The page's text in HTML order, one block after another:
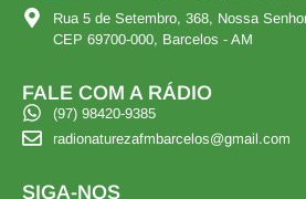
Rua 5 de Setembro, 368, Nossa
CEP 69700-000, Barcelos - AM
FALE COM A RÁDIO
(97) 98420-9385
radionaturezafmbarcelos@gmail.com
SIGA-NOS